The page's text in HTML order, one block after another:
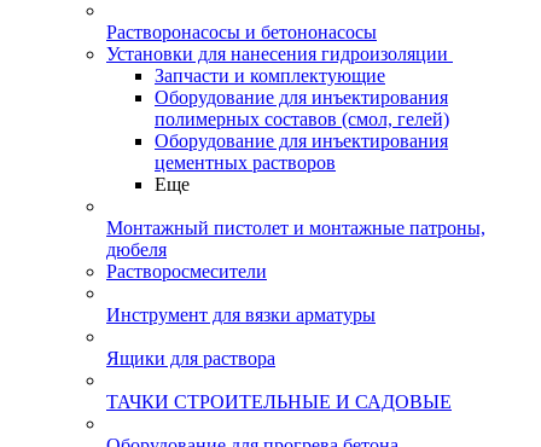
Растворонасосы и бетононасосы
Установки для нанесения гидроизоляции
Запчасти и комплектующие
Оборудование для инъектирования
полимерных составов (смол, гелей)
Оборудование для инъектирования
цементных растворов
Еще
Монтажный пистолет и монтажные патроны,
дюбеля
Растворосмесители
Инструмент для вязки арматуры
Ящики для раствора
ТАЧКИ СТРОИТЕЛЬНЫЕ И САДОВЫЕ